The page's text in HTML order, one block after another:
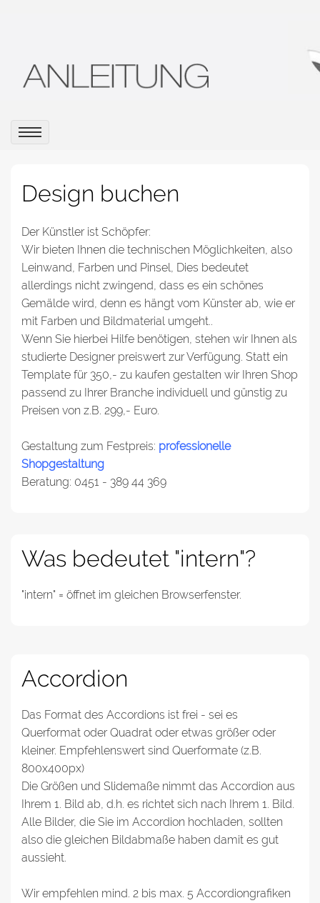
Design buchen
Der Künstler ist Schöpfer:
Wir bieten Ihnen die technischen Möglichkeiten, also
Leinwand, Farben und Pinsel, Dies bedeutet
allerdings nicht zwingend, dass es ein schönes
Gemälde wird, denn es hängt vom Künster ab, wie er
mit Farben und Bildmaterial umgeht..
Wenn Sie hierbei Hilfe benötigen, stehen wir Ihnen als
studierte Designer preiswert zur Verfügung. Statt ein
Template für 350,- zu kaufen gestalten wir Ihren Shop
passend zu Ihrer Branche individuell und günstig zu
Preisen von z.B. 299,- Euro.
Gestaltung zum Festpreis: professionelle
Shopgestaltung
Beratung: 0451 - 389 44 369
Was bedeutet "intern"?
"intern" = öffnet im gleichen Browserfenster.
Accordion
Das Format des Accordions ist frei - sei es
Querformat oder Quadrat oder etwas größer oder
kleiner. Empfehlenswert sind Querformate (z.B.
800x400px)
Die Größen und Slidemaße nimmt das Accordion aus
Ihrem 1. Bild ab, d.h. es richtet sich nach Ihrem 1. Bild.
Alle Bilder, die Sie im Accordion hochladen, sollten
also die gleichen Bildabmaße haben damit es gut
aussieht.
Wir empfehlen mind. 2 bis max. 5 Accordiongrafiken